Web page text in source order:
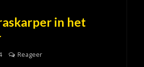
in het
Reageer